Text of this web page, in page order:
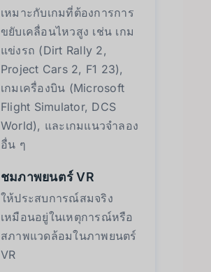
เหมาะกับเกมที่ต้องการการ
ขยับเคลื่อนไหวสูง เช่น เกม
แข่งรถ (Dirt Rally 2,
Project Cars 2, F1 23),
เกมเครื่องบิน (Microsoft
Flight Simulator, DCS
World), และเกมแนวจำลอง
อื่น ๆ
ชมภาพยนตร์ VR
ให้ประสบการณ์สมจริง
เหมือนอยู่ในเหตุการณ์หรือ
สภาพแวดล้อมในภาพยนตร์
VR